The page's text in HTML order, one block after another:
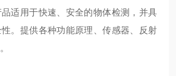
适用于快速、安全的物体检测，并具
。提供各种功能原理、传感器、反射